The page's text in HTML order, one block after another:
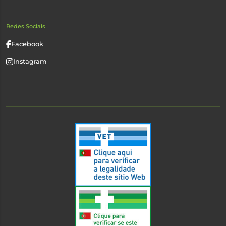
Redes Sociais
Facebook
Instagram